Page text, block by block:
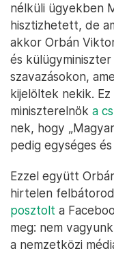
nélküli ügyekben
hisztizhetett, de
akkor Orbán
és
szavazásokon,
kijelöltek nekik.
miniszterelnök a
nek, hogy
pedig egységes és
Ezzel együtt
hirtelen
posztolt a
meg: nem
a nemzetközi